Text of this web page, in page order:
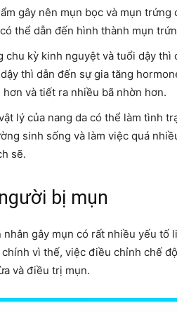
gây nên mụn bọc và mụn trứng
thể dẫn đến hình thành mụn
kỳ kinh nguyệt và tuổi dậy thì
thì dẫn đến sự gia tăng
và tiết ra nhiều bã nhờn hơn.
lý của nang da có thể làm tình
sinh sống và làm việc quá
sẽ.
bị mụn
gây mụn có rất nhiều yếu tố
vì thế, việc điều chỉnh chế
và điều trị mụn.